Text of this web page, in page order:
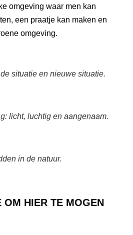
omgeving waar men kan
een praatje kan maken en
omgeving.
situatie en nieuwe situatie.
licht, luchtig en aangenaam.
in de natuur.
OM HIER TE MOGEN